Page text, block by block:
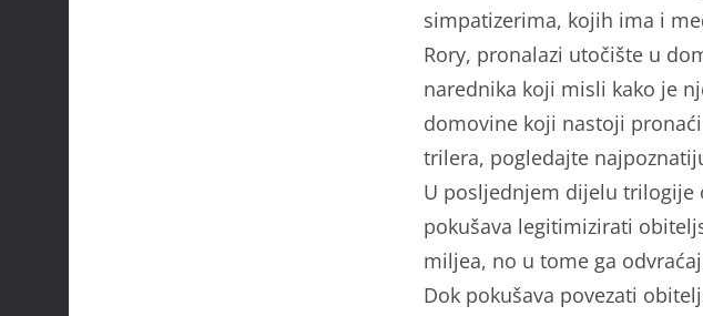
simpatizerima, kojih ima i
Rory, pronalazi utočište u
narednika koji misli kako je
domovine koji nastoji
trilera, pogledajte
U posljednjem dijelu trilogije
pokušava legitimizirati
miljea, no u tome ga
Dok pokušava povezati